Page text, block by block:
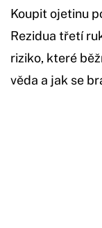
Koupit ojetinu
Rezidua třetí
riziko, které
věda a jak se